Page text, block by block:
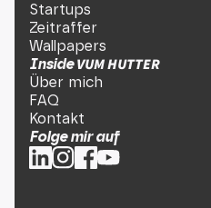
Startups
Zeitraffer
Wallpapers
InsideVUM HUTTER
Über mich
FAQ
Kontakt
Folge mir auf